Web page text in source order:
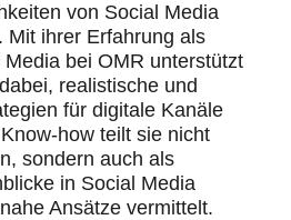
von Social Media
Mit ihrer Erfahrung als
bei OMR unterstützt
realistische und
für digitale Kanäle
how teilt sie nicht
sondern auch als
in Social Media
Ansätze vermittelt.